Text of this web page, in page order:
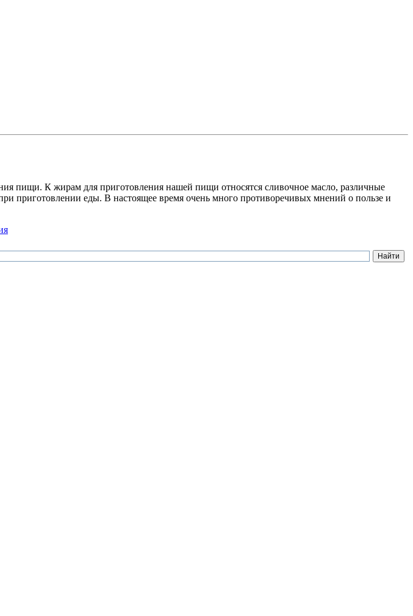
пищи. К жирам для приготовления нашей пищи относятся сливочное масло, различные
приготовлении еды. В настоящее время очень много противоречивых мнений о пользе и